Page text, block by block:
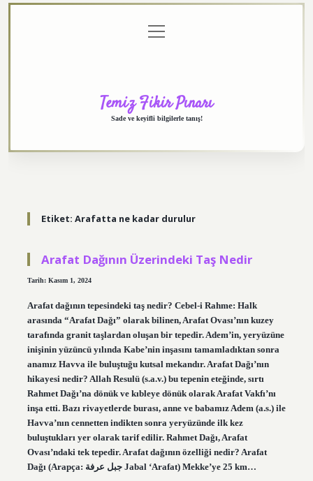
menüyü
aç
Temiz Fikir Pınarı
Sade ve keyifli bilgilerle tanış!
Etiket: Arafatta ne kadar durulur
Arafat Dağının Üzerindeki Taş Nedir
Tarih: Kasım 1, 2024
Arafat dağının tepesindeki taş nedir? Cebel-i Rahme: Halk
arasında “Arafat Dağı” olarak bilinen, Arafat Ovası’nın kuzey
tarafında granit taşlardan oluşan bir tepedir. Adem’in, yeryüzüne
inişinin yüzüncü yılında Kabe’nin inşasını tamamladıktan sonra
anamız Havva ile buluştuğu kutsal mekandır. Arafat Dağı’nın
hikayesi nedir? Allah Resulü (s.a.v.) bu tepenin eteğinde, sırtı
Rahmet Dağı’na dönük ve kıbleye dönük olarak Arafat Vakfı’nı
inşa etti. Bazı rivayetlerde burası, anne ve babamız Adem (a.s.) ile
Havva’nın cennetten indikten sonra yeryüzünde ilk kez
buluştukları yer olarak tarif edilir. Rahmet Dağı, Arafat
Ovası’ndaki tek tepedir. Arafat dağının özelliği nedir? Arafat
Dağı (Arapça: جبل عرفة Jabal ‘Arafat) Mekke’ye 25 km…